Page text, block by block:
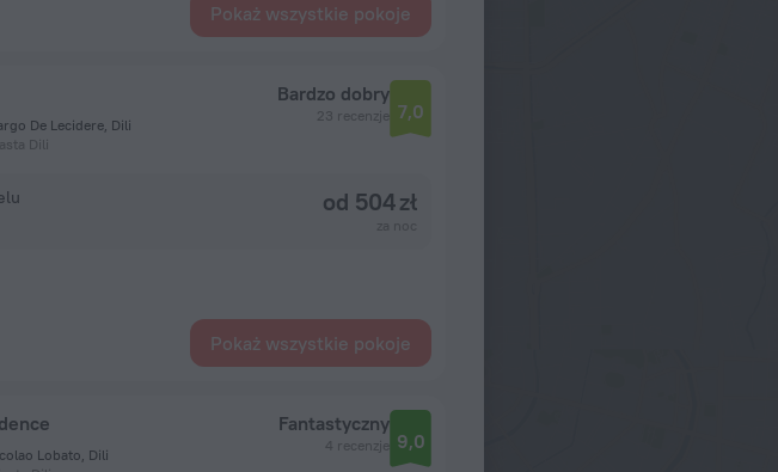
Pokaż wszystkie pokoje
De Lecidere, Dili
Dili
Bardzo dobry
23 recenzje 7,0
od 504 zł
Pokaż wszystkie pokoje
Lobato, Dili
Fantastyczny
4 recenzje 9,0